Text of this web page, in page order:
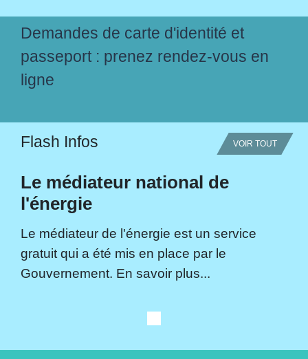
Demandes de carte d'identité et
passeport : prenez rendez-vous en
ligne
Flash Infos VOIR TOUT
Le médiateur national de
l'énergie
Le médiateur de l'énergie est un service
gratuit qui a été mis en place par le
Gouvernement. En savoir plus...